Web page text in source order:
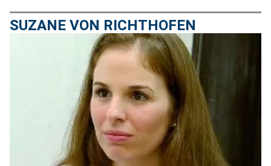
SUZANE VON RICHTHOFEN